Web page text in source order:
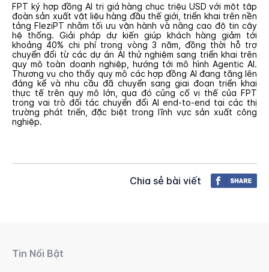
FPT ký hợp đồng AI trị giá hàng chục triệu USD với một tập
đoàn sản xuất vật liệu hàng đầu thế giới, triển khai trên nền
tảng FleziPT nhằm tối ưu vận hành và nâng cao độ tin cậy
hệ thống. Giải pháp dự kiến giúp khách hàng giảm tới
khoảng 40% chi phí trong vòng 3 năm, đồng thời hỗ trợ
chuyển đổi từ các dự án AI thử nghiệm sang triển khai trên
quy mô toàn doanh nghiệp, hướng tới mô hình Agentic AI.
Thương vụ cho thấy quy mô các hợp đồng AI đang tăng lên
đáng kể và nhu cầu đã chuyển sang giai đoạn triển khai
thực tế trên quy mô lớn, qua đó củng cố vị thế của FPT
trong vai trò đối tác chuyển đổi AI end-to-end tại các thị
trường phát triển, đặc biệt trong lĩnh vực sản xuất công
nghiệp.
Chia sẻ bài viết
Tin Nổi Bật